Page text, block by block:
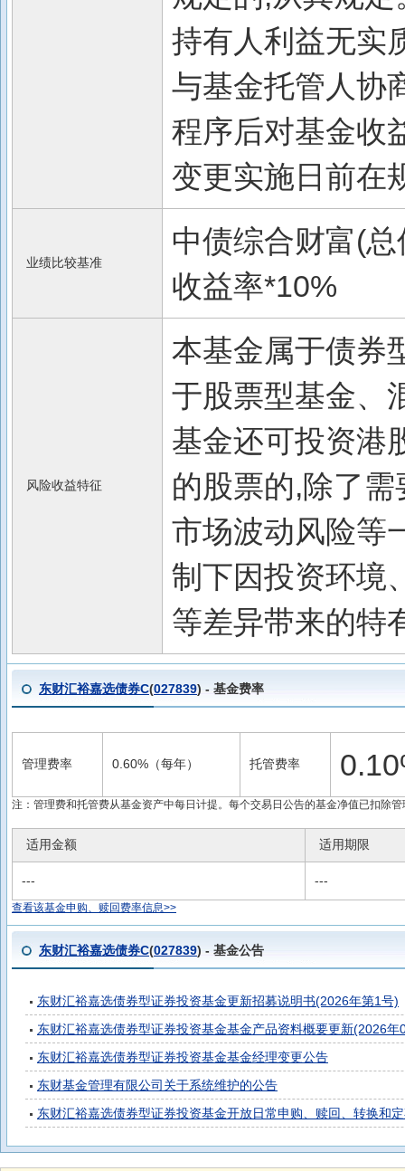
持有人利益无实
与基金托管人协
程序后对基金收
变更实施日前在
业绩比较基准
中债综合财富(
收益率*10%
风险收益特征
本基金属于债券
于股票型基金、
基金还可投资港
的股票的,除了
市场波动风险等
制下因投资环境
等差异带来的特
东财汇裕嘉选债券C(027839) - 基金费率
管理费率 0.60%（每年） 托管费率
注：管理费和托管费从基金资产中每日计提。每个交易日公告的基金净值已扣除
适用金额 适用期限
--- ---
查看该基金申购、赎回费率信息>>
东财汇裕嘉选债券C(027839) - 基金公告
东财汇裕嘉选债券型证券投资基金更新招募说明书(2026年第1号)
东财汇裕嘉选债券型证券投资基金基金产品资料概要更新(2026年
东财汇裕嘉选债券型证券投资基金基金经理变更公告
东财基金管理有限公司关于系统维护的公告
东财汇裕嘉选债券型证券投资基金开放日常申购、赎回、转换和